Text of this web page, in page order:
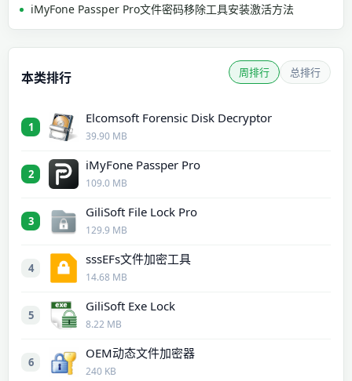
iMyFone Passper Pro文件密码移除工具安装激活方法
本类排行 周排行 总排行
1
Elcomsoft Forensic Disk Decryptor
39.90 MB
2
iMyFone Passper Pro
109.0 MB
3
GiliSoft File Lock Pro
129.9 MB
4
sssEFs文件加密工具
14.68 MB
5
GiliSoft Exe Lock
8.22 MB
6
OEM动态文件加密器
240 KB